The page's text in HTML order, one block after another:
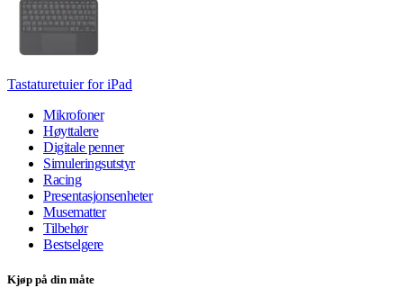
Tastaturetuier for iPad
Mikrofoner
Høyttalere
Digitale penner
Simuleringsutstyr
Racing
Presentasjonsenheter
Musematter
Tilbehør
Bestselgere
Kjøp på din måte